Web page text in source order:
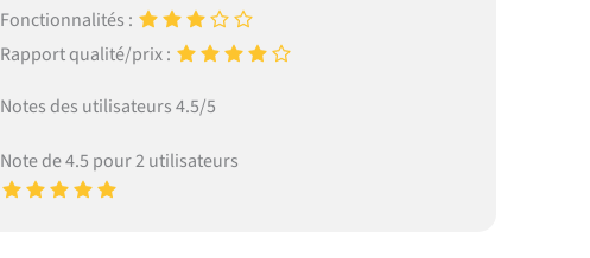
Fonctionnalités :
Rapport qualité/prix :
Notes des utilisateurs 4.5/5
Note de 4.5 pour 2 utilisateurs